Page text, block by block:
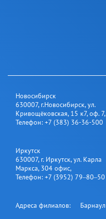
Новосибирск
630007, г.Новосибирск,ул.
Кривощёковская, 15 к7, оф. 7,
Телефон: +7 (383) 36-36-500
Иркутск
630007, г. Иркутск,ул. Карла
Маркса, 304 офис,
Телефон: +7 (3952) 79‒80‒50
Адреса филиалов: Барнаул